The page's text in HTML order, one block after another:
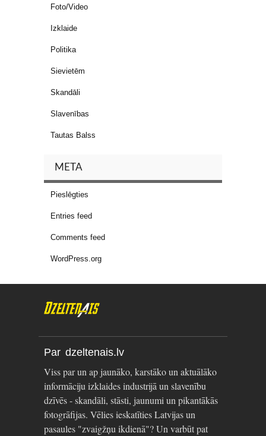
Foto/Video
Izklaide
Politika
Sievietēm
Skandāli
Slavenības
Tautas Balss
META
Pieslēgties
Entries feed
Comments feed
WordPress.org
Par dzeltenais.lv
Viss par un ap jaunāko, karstāko un aktuālāko
informāciju izklaides industrijā un slavenību
dzīvēs - skandāli, stāsti, jaunumi un pikantākās
fotogrāfijas. Vēlies ieskatīties Latvijas un
pasaules "zvaigžņu ikdienā"? Un varbūt pat